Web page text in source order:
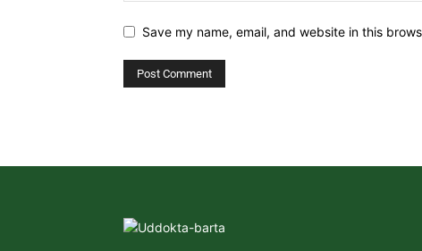
Save my name, email, and website in this